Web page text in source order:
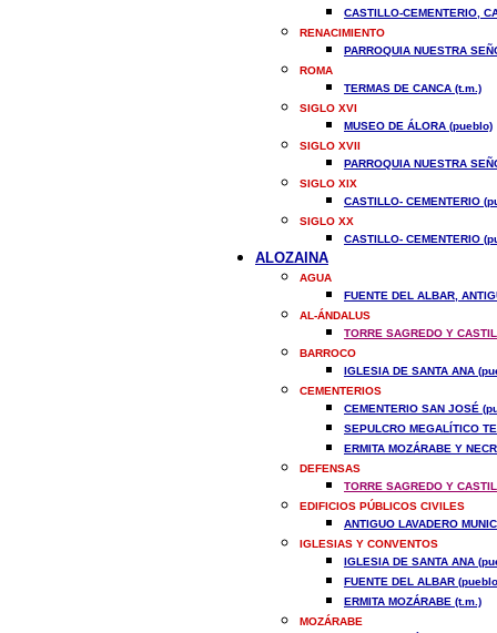
CASTILLO-CEMENTERIO,
RENACIMIENTO
PARROQUIA NUESTRA
ROMA
TERMAS DE CANCA (t.m.)
SIGLO XVI
MUSEO DE ÁLORA (pueblo)
SIGLO XVII
PARROQUIA NUESTRA
SIGLO XIX
CASTILLO- CEMENTERIO
SIGLO XX
CASTILLO- CEMENTERIO
ALOZAINA
AGUA
FUENTE DEL ALBAR,
AL-ÁNDALUS
TORRE SAGREDO Y
BARROCO
IGLESIA DE SANTA ANA
CEMENTERIOS
CEMENTERIO SAN JOSÉ
SEPULCRO MEGALÍTICO
ERMITA MOZÁRABE Y
DEFENSAS
TORRE SAGREDO Y
EDIFICIOS PÚBLICOS CIVILES
ANTIGUO LAVADERO
IGLESIAS Y CONVENTOS
IGLESIA DE SANTA ANA
FUENTE DEL ALBAR
ERMITA MOZÁRABE (t.m.)
MOZÁRABE